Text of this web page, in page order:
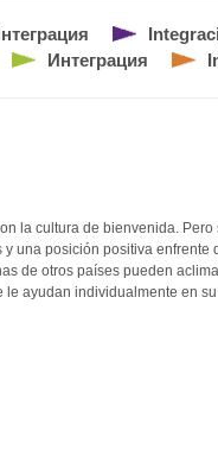
Интеграция
la cultura de bienvenida.
una posición positiva enfrente
de otros países pueden
ayudan individualmente en